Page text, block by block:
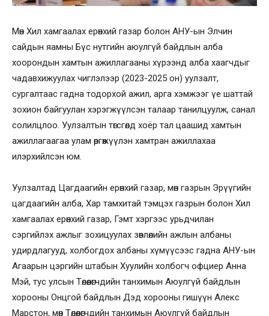
Мөн Хил хамгаалах ерөнхий газар болон АНУ-ын Элчин
сайдын яамны Бүс нутгийн аюулгүй байдлын алба
хоорондын хамтын ажиллагааны хүрээнд алба хаагчдыг
чадавхижуулах чиглэлээр (2023-2025 он) уулзалт,
сургалтаас гадна тодорхой ажил, арга хэмжээг үе шаттай
зохион байгуулан хэрэгжүүлсэн талаар танилцуулж, санал
солилцлоо. Уулзалтын төгсгөлд хоёр тал цаашид хамтын
ажиллагаагаа улам өргөжүүлэн хамтран ажиллахаа
илэрхийлсэн юм.
Уулзалтад Цагдаагийн ерөнхий газар, мөн газрын Эрүүгийн
цагдаагийн алба, Хар тамхитай тэмцэх газрын болон Хил
хамгаалах ерөнхий газар, Гэмт хэргээс урьдчилан
сэргийлэх ажлыг зохицуулах зөвлөлийн ажлын албаны
удирдлагууд, холбогдох албаны хүмүүсээс гадна АНУ-ын
Агаарын цэргийн штабын Хуулийн холбогч офциер Анна
Мэй, тус улсын Төлөөлөгчдийн танхимын Аюулгүй байдлын
хорооны Онцгой байдлын Дэд хорооны гишүүн Алекс
Марстон, мөн Төлөөлөгчдийн танхимын Аюулгүй байдлын